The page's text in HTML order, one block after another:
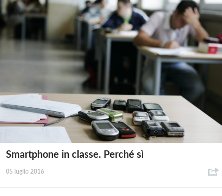
Smartphone in classe. Perché sì
05 luglio 2016